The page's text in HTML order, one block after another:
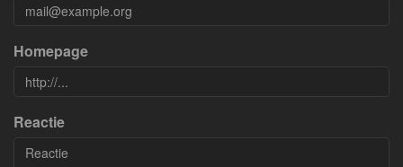
Homepage
Reactie